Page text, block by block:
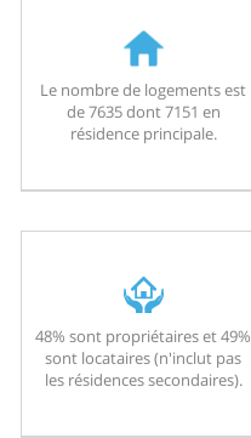
Le nombre de logements est
de 7635 dont 7151 en
résidence principale.
48% sont propriétaires et 49%
sont locataires (n'inclut pas
les résidences secondaires).